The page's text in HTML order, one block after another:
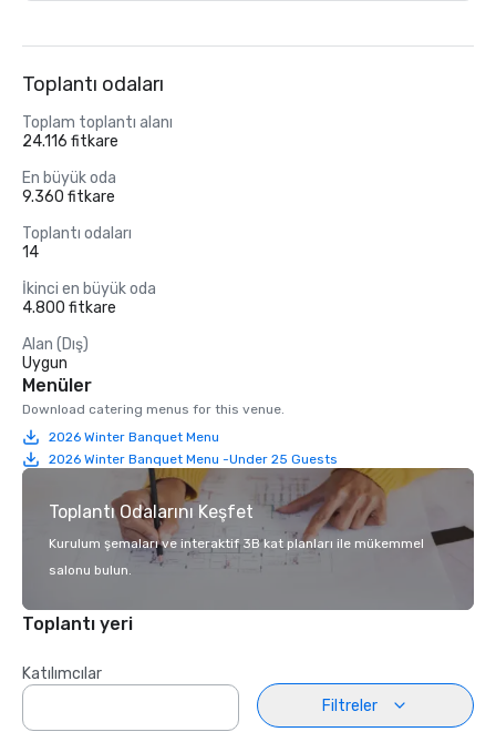
Toplantı odaları
Toplam toplantı alanı
24.116 fitkare
En büyük oda
9.360 fitkare
Toplantı odaları
14
İkinci en büyük oda
4.800 fitkare
Alan (Dış)
Uygun
Menüler
Download catering menus for this venue.
2026 Winter Banquet Menu
2026 Winter Banquet Menu -Under 25 Guests
Toplantı Odalarını Keşfet
Kurulum şemaları ve interaktif 3B kat planları ile mükemmel
salonu bulun.
Toplantı yeri
Katılımcılar
Filtreler